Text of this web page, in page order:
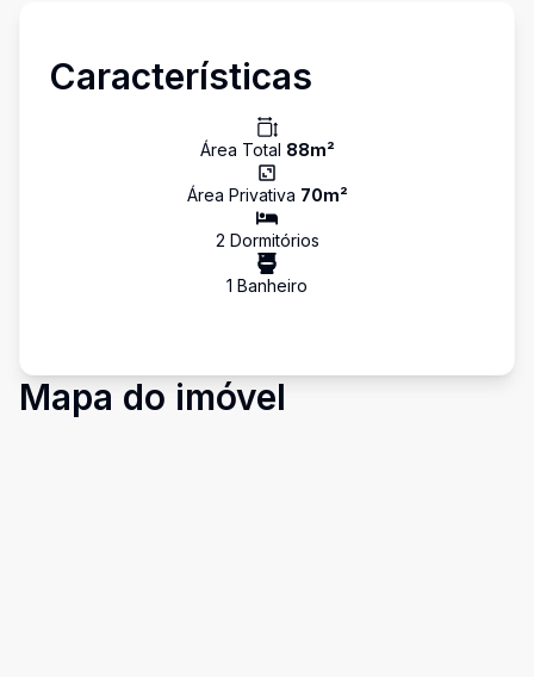
Características
Área Total 88m²
Área Privativa 70m²
2 Dormitórios
1 Banheiro
Mapa do imóvel